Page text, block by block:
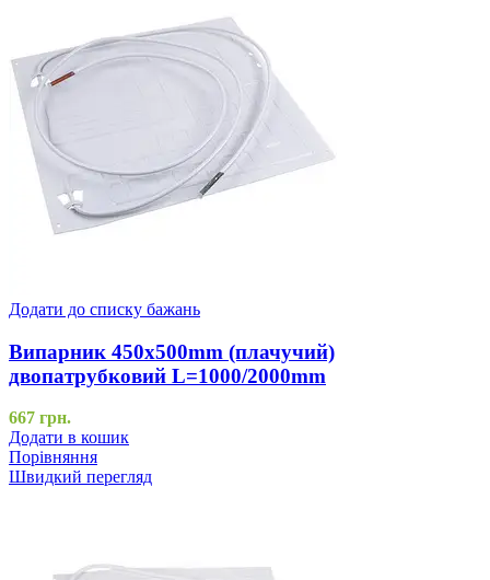
Додати до списку бажань
Випарник 450x500mm (плачучий)
двопатрубковий L=1000/2000mm
667 грн.
Додати в кошик
Порівняння
Швидкий перегляд